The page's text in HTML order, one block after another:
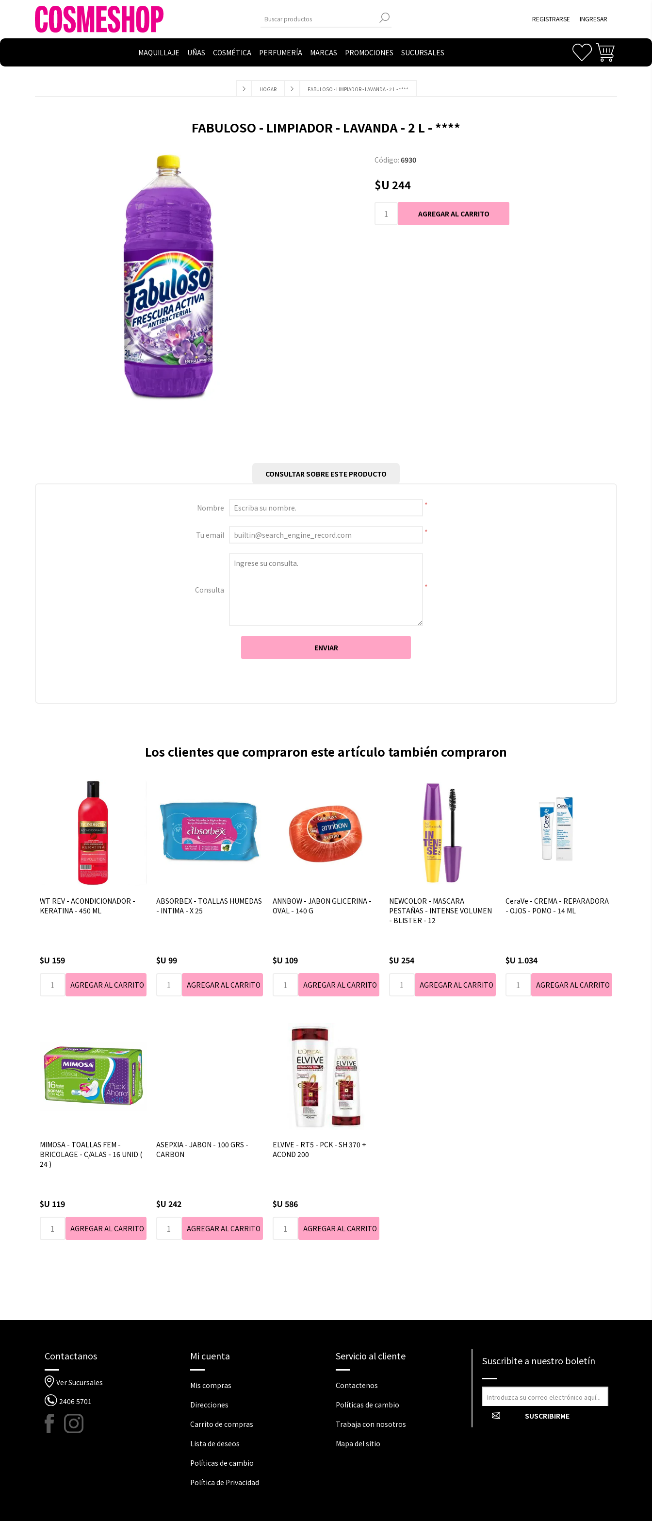
REGISTRARSE INGRESAR
MAQUILLAJE UÑAS COSMÉTICA PERFUMERÍA MARCAS PROMOCIONES SUCURSALES
HOGAR FABULOSO - LIMPIADOR - LAVANDA - 2 L - ****
FABULOSO - LIMPIADOR - LAVANDA - 2 L - ****
Código: 6930
$U 244
CONSULTAR SOBRE ESTE PRODUCTO
Nombre *
Tu email *
Consulta *
Los clientes que compraron este artículo también compraron
WT REV - ACONDICIONADOR -
KERATINA - 450 ML
$U 159
ABSORBEX - TOALLAS HUMEDAS
- INTIMA - X 25
$U 99
ANNBOW - JABON GLICERINA -
OVAL - 140 G
$U 109
NEWCOLOR - MASCARA
PESTAÑAS - INTENSE VOLUMEN
- BLISTER - 12
$U 254
CeraVe - CREMA - REPARADORA
- OJOS - POMO - 14 ML
$U 1.034
MIMOSA - TOALLAS FEM -
BRICOLAGE - C/ALAS - 16 UNID (
24 )
$U 119
ASEPXIA - JABON - 100 GRS -
CARBON
$U 242
ELVIVE - RT5 - PCK - SH 370 +
ACOND 200
$U 586
Contactanos
Ver Sucursales
2406 5701
Mi cuenta
Mis compras
Direcciones
Carrito de compras
Lista de deseos
Políticas de cambio
Política de Privacidad
Servicio al cliente
Contactenos
Políticas de cambio
Trabaja con nosotros
Mapa del sitio
Suscribite a nuestro boletín